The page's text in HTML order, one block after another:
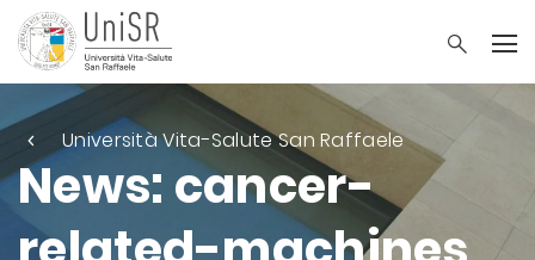
Università Vita-Salute San Raffaele
News: cancer-